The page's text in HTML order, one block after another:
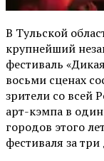
В Тульской
крупнейший
фестиваль
восьми сценах
зрители со всей
арт-кэмпа в
городов этого
фестиваля за